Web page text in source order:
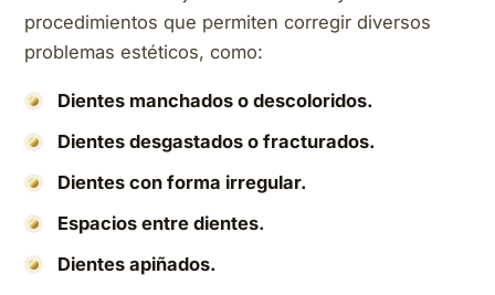
procedimientos que permiten corregir diversos
problemas estéticos, como:
Dientes manchados o descoloridos.
Dientes desgastados o fracturados.
Dientes con forma irregular.
Espacios entre dientes.
Dientes apiñados.